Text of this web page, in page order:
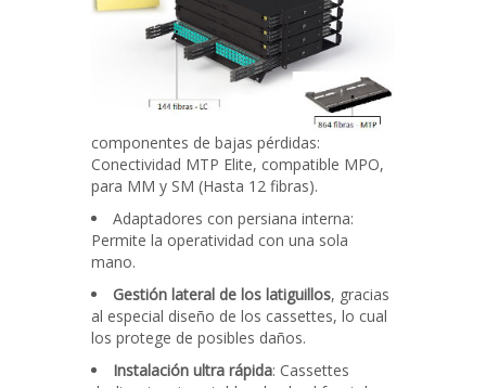
componentes de bajas pérdidas:
Conectividad MTP Elite, compatible MPO,
para MM y SM (Hasta 12 fibras).
Adaptadores con persiana interna:
Permite la operatividad con una sola
mano.
Gestión lateral de los latiguillos, gracias
al especial diseño de los cassettes, lo cual
los protege de posibles daños.
Instalación ultra rápida: Cassettes